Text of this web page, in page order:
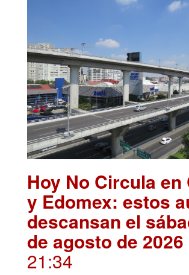
Hoy No Circula en
y Edomex: estos
descansan el
de agosto de 2026
21:34